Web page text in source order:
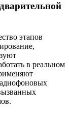
этапов
в реальном